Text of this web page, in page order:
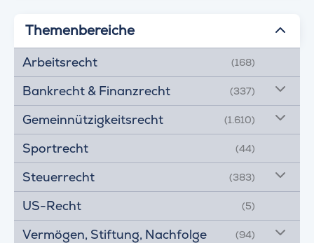
Themenbereiche
Arbeitsrecht (168)
Bankrecht & Finanzrecht (337)
Gemeinnützigkeitsrecht (1.610)
Sportrecht (44)
Steuerrecht (383)
US-Recht (5)
Vermögen, Stiftung, Nachfolge (94)